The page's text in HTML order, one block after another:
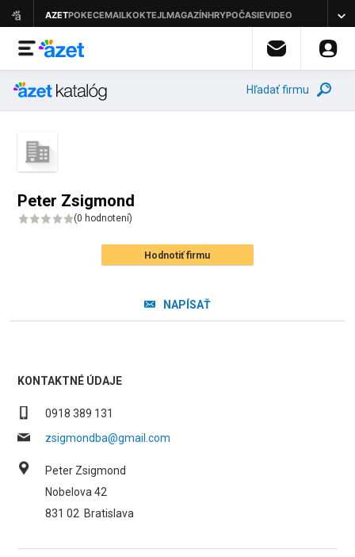
Hľadať firmu
Peter Zsigmond
(0 hodnotení)
Hodnotiť firmu
NAPÍSAŤ
KONTAKTNÉ ÚDAJE
0918 389 131
zsigmondba@gmail.com
Peter Zsigmond
Nobelova 42
831 02 Bratislava